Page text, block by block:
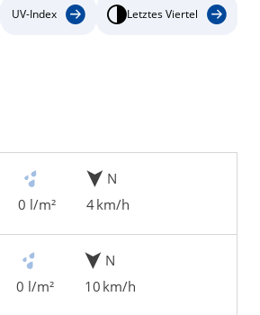
UV-Index Letztes Viertel
0 l/m²
N
4 km/h
0 l/m²
N
10 km/h